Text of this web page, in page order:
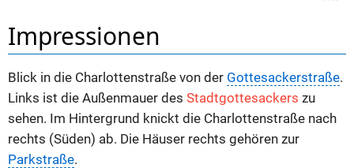
Impressionen
Blick in die Charlottenstraße von der Gottesackerstraße.
Links ist die Außenmauer des Stadtgottesackers zu
sehen. Im Hintergrund knickt die Charlottenstraße nach
rechts (Süden) ab. Die Häuser rechts gehören zur
Parkstraße.